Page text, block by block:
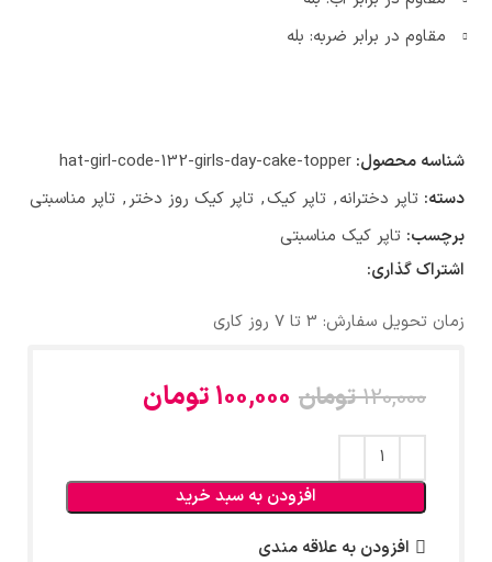
مقاوم در برابر ضربه: بله
شناسه محصول: hat-girl-code-132-girls-day-cake-topper
دسته: تاپر دخترانه, تاپر کیک, تاپر کیک روز دختر, تاپر مناسبتی
برچسب: تاپر کیک مناسبتی
اشتراک گذاری:
زمان تحویل سفارش: 3 تا 7 روز کاری
120,000تومان 100,000 تومان
افزودن به سبد خرید
افزودن به علاقه مندی